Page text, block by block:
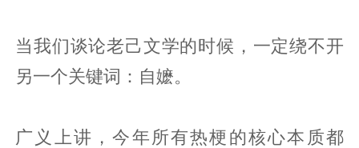
当我们谈论老己文学的时候，一定绕不开
另一个关键词：自嬷。
广义上讲，今年所有热梗的核心本质都